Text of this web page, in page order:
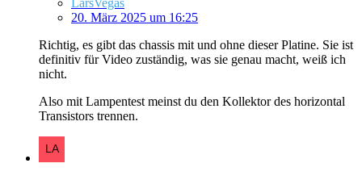
20. März 2025 um 16:25
Richtig, es gibt das chassis mit und ohne dieser Platine. Sie ist
definitiv für Video zuständig, was sie genau macht, weiß ich
nicht.
Also mit Lampentest meinst du den Kollektor des horizontal
Transistors trennen.